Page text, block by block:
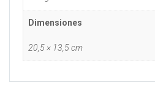
Dimensiones
20,5 × 13,5 cm